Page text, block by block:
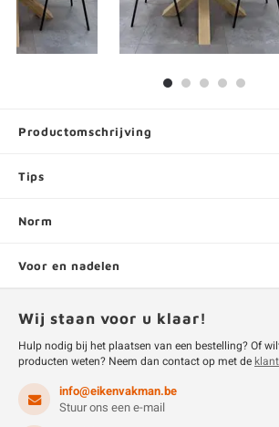
Productomschrijving
Tips
Norm
Voor en nadelen
Wij staan voor u klaar!
Hulp nodig bij het plaatsen van een bestelling? Of
producten weten? Neem dan contact op met de
info@eikenvakman.be
Stuur ons een e-mail